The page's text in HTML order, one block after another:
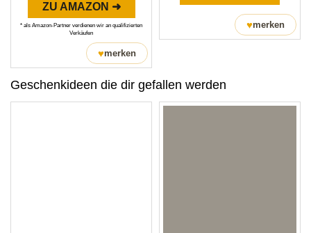
ZU AMAZON ➜
* als Amazon-Partner verdienen wir an qualifizierten
Verkäufen
♥merken
♥merken
Geschenkideen die dir gefallen werden